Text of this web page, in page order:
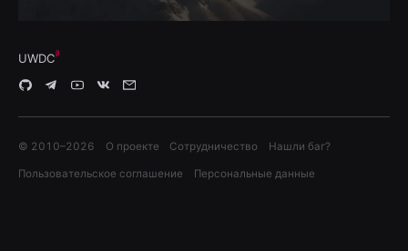
UWDC
© 2010–2026 О проекте Сотрудничество Нашли баг?
Пользовательское соглашение Персональные данные